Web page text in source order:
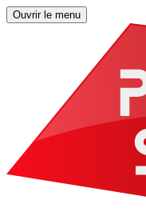
Ouvrir le menu